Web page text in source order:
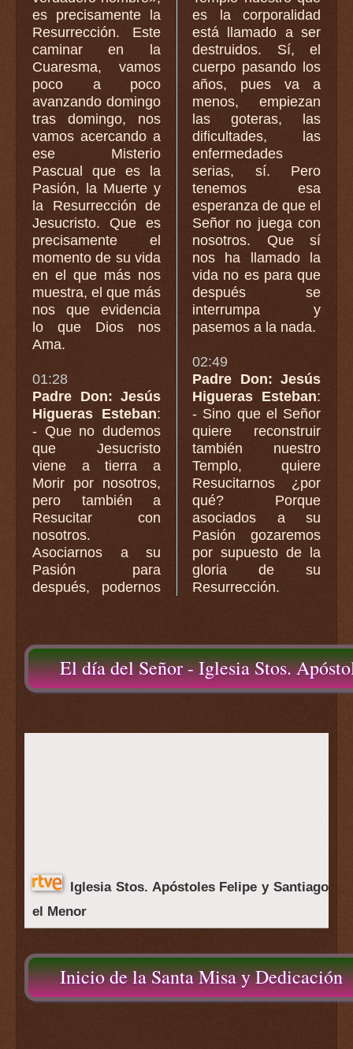
es precisamente la
Resurrección. Este
caminar en la
Cuaresma, vamos
poco a poco
avanzando domingo
tras domingo, nos
vamos acercando a
ese Misterio
Pascual que es la
Pasión, la Muerte y
la Resurrección de
Jesucristo. Que es
precisamente el
momento de su vida
en el que más nos
muestra, el que más
nos que evidencia
lo que Dios nos
Ama.
01:28
Padre Don: Jesús
Higueras Esteban:
- Que no dudemos
que Jesucristo
viene a tierra a
Morir por nosotros,
pero también a
Resucitar con
nosotros.
Asociarnos a su
Pasión para
después, podernos
es la corporalidad
está llamado a ser
destruidos. Sí, el
cuerpo pasando los
años, pues va a
menos, empiezan
las goteras, las
dificultades, las
enfermedades
serias, sí. Pero
tenemos esa
esperanza de que el
Señor no juega con
nosotros. Que sí
nos ha llamado la
vida no es para que
después se
interrumpa y
pasemos a la nada.
02:49
Padre Don: Jesús
Higueras Esteban:
- Sino que el Señor
quiere reconstruir
también nuestro
Templo, quiere
Resucitarnos ¿por
qué? Porque
asociados a su
Pasión gozaremos
por supuesto de la
gloria de su
Resurrección.
El día del Señor - Iglesia Stos.
Iglesia Stos. Apóstoles Felipe y Santiago
el Menor
Inicio de la Santa Misa y Dedicación